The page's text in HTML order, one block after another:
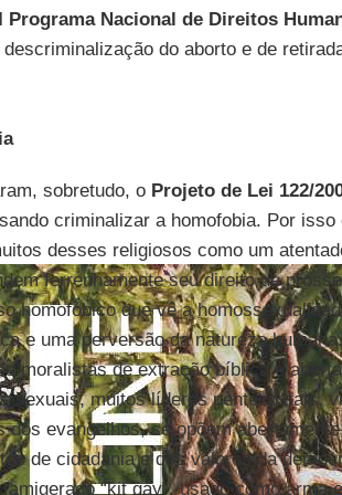
Programa Nacional de Direitos
do aborto e de
sobretudo, o Projeto de Lei 122/
criminalizar a homofobia. Por isso
desses religiosos como um
ferrenhamente seu direito de
homofóbico que vê a
e uma perversão da natureza humana.
moralistas de extração bíblica e
sexuais, muitos líderes pentecostais,
dos evangelhos, se opõem
de cidadania e dos valores da
“kit gay”, usado como arma